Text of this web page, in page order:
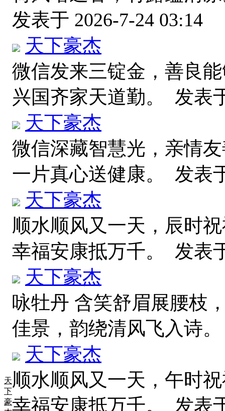
天
下
豪
发表于 2026-7-24 03:14
天下豪杰
微信发来三锭金，善良
兴国齐家天道勤。 发表
天下豪杰
微信深藏智慧光，亲情
一片真心送健康。 发表
天下豪杰
顺水顺风又一天，辰时
幸福安康抵万千。 发表
天下豪杰
咏牡丹 含笑舒眉展腰枝
佳景，韵绕清风飞入诗
天下豪杰
顺水顺风又一天，午时
幸福安康抵万千。 发表